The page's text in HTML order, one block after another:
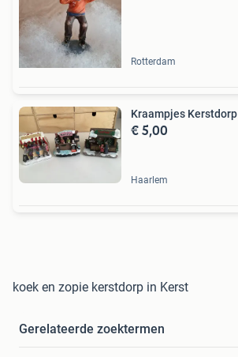
Rotterdam
Kraampjes Kerstdorp
€ 5,00
Haarlem
koek en zopie kerstdorp in Kerst
Gerelateerde zoektermen